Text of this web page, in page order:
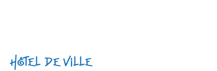
Hôtel de Ville